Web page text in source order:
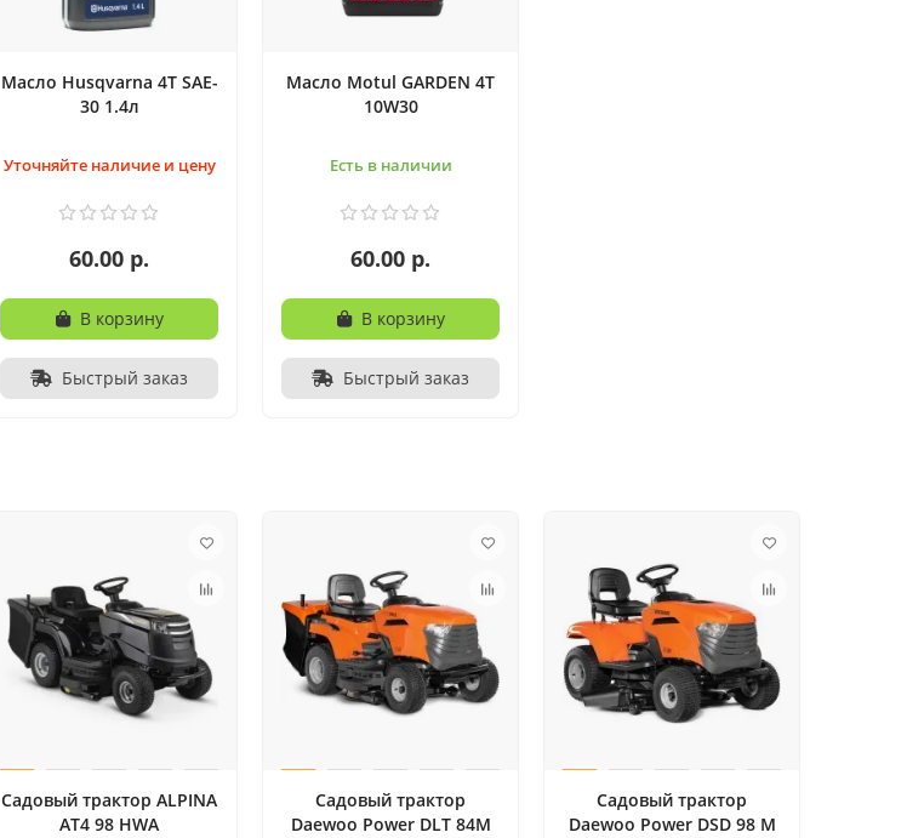
Масло Husqvarna 4T SAE-
30 1.4л
Уточняйте наличие и цену
60.00 р.
В корзину
Быстрый заказ
Масло Motul GARDEN 4T
10W30
Есть в наличии
60.00 р.
В корзину
Быстрый заказ
Садовый трактор ALPINA
AT4 98 HWA
Садовый трактор
Daewoo Power DLT 84M
Садовый трактор
Daewoo Power DSD 98 M